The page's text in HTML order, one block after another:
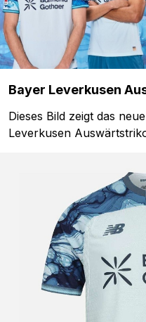
Bayer Leverkusen
Dieses Bild zeigt das
Leverkusen